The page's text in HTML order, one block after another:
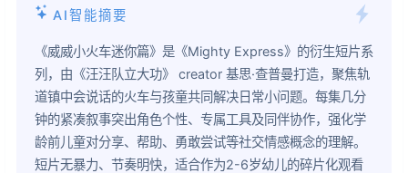
AI智能摘要
《威威小火车迷你篇》是《Mighty Express》的衍生短片系
列，由《汪汪队立大功》 creator 基思·查普曼打造，聚焦轨
道镇中会说话的火车与孩童共同解决日常小问题。每集几分
钟的紧凑叙事突出角色个性、专属工具及同伴协作，强化学
龄前儿童对分享、帮助、勇敢尝试等社交情感概念的理解。
短片无暴力、节奏明快，适合作为2-6岁幼儿的碎片化观看